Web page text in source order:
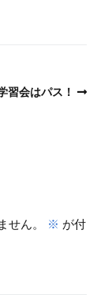
習会はパス！
ん。 ※ が付